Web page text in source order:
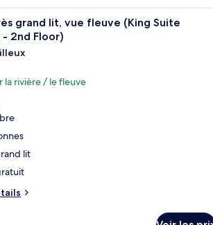
:
Un salon comprenant un
grand lit, vue fleuve (King Suite
- 2nd Floor)
la rivière / le fleuve
lit